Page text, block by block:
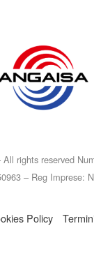
rights reserved
– Reg Imprese:
Policy